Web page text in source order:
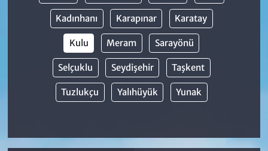
Kadınhanı Karapınar Karatay
Kulu Meram Sarayönü
Selçuklu Seydişehir Taşkent
Tuzlukçu Yalıhüyük Yunak